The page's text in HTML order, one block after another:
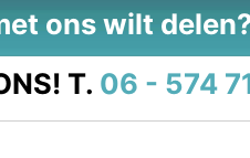
ons wilt
T. 06 - 574